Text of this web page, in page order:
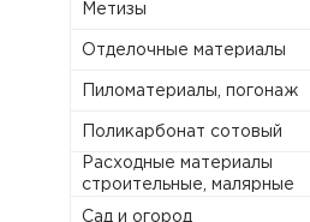
Метизы
Отделочные материалы
Пиломатериалы, погонаж
Поликарбонат сотовый
Расходные материалы
строительные, малярные
Сад и огород